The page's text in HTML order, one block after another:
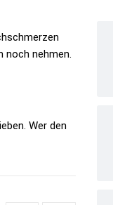
nehmen.
Wer den